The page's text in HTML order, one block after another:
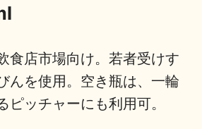
地酒小説
食店市場向け。若者受けす
んを使用。空き瓶は、一輪
ピッチャーにも利用可。